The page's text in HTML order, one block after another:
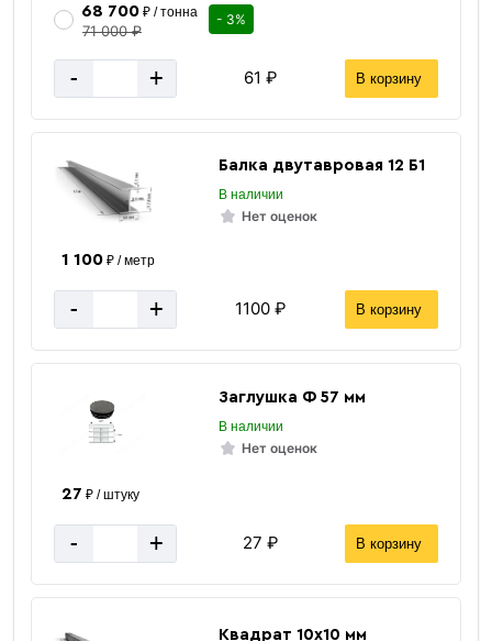
68 700₽ / тонна
71 000 ₽
- 3%
- + 61 ₽ В корзину
Балка двутавровая 12 Б1
В наличии
Нет оценок
1 100₽ / метр
- + 1100 ₽ В корзину
Заглушка Ф 57 мм
В наличии
Нет оценок
27 ₽ / штуку
- + 27 ₽ В корзину
Квадрат 10х10 мм
Винтовые сваи
«Быстрый заказ»